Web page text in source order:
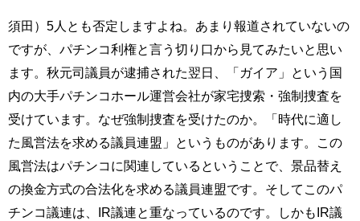
須田）5人とも否定しますよね。あまり報道されていないの
ですが、パチンコ利権と言う切り口から見てみたいと思い
ます。秋元司議員が逮捕された翌日、「ガイア」という国
内の大手パチンコホール運営会社が家宅捜索・強制捜査を
受けています。なぜ強制捜査を受けたのか。「時代に適し
た風営法を求める議員連盟」というものがあります。この
風営法はパチンコに関連しているということで、景品替え
の換金方式の合法化を求める議員連盟です。そしてこのパ
チンコ議連は、IR議連と重なっているのです。しかもIR議